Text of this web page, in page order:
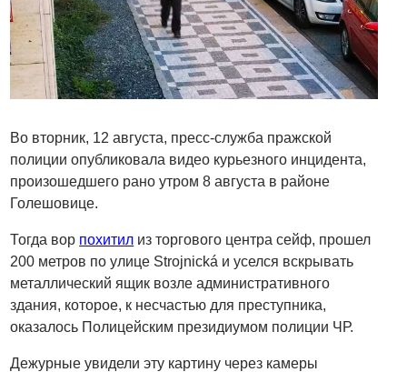
Во вторник, 12 августа, пресс-служба пражской
полиции опубликовала видео курьезного инцидента,
произошедшего рано утром 8 августа в районе
Голешовице.
Тогда вор похитил из торгового центра сейф, прошел
200 метров по улице Strojnická и уселся вскрывать
металлический ящик возле административного
здания, которое, к несчастью для преступника,
оказалось Полицейским президиумом полиции ЧР.
Дежурные увидели эту картину через камеры